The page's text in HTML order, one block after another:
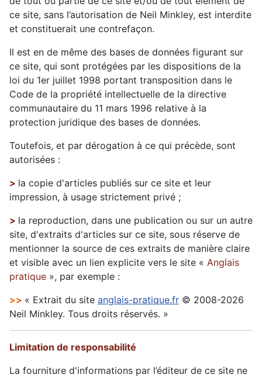
ce site, sans l’autorisation de Neil Minkley, est interdite
et constituerait une contrefaçon.
Il est en de même des bases de données figurant sur
ce site, qui sont protégées par les dispositions de la
loi du 1er juillet 1998 portant transposition dans le
Code de la propriété intellectuelle de la directive
communautaire du 11 mars 1996 relative à la
protection juridique des bases de données.
Toutefois, et par dérogation à ce qui précède, sont
autorisées :
> la copie d'articles publiés sur ce site et leur
impression, à usage strictement privé ;
> la reproduction, dans une publication ou sur un autre
site, d'extraits d'articles sur ce site, sous réserve de
mentionner la source de ces extraits de manière claire
et visible avec un lien explicite vers le site « Anglais
pratique », par exemple :
>> « Extrait du site anglais-pratique.fr © 2008-2026
Neil Minkley. Tous droits réservés. »
Limitation de responsabilité
La fourniture d'informations par l’éditeur de ce site ne